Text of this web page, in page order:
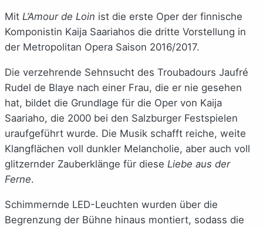
Mit L’Amour de Loin ist die erste Oper der finnische
Komponistin Kaija Saariahos die dritte Vorstellung in
der Metropolitan Opera Saison 2016/2017.
Die verzehrende Sehnsucht des Troubadours Jaufré
Rudel de Blaye nach einer Frau, die er nie gesehen
hat, bildet die Grundlage für die Oper von Kaija
Saariaho, die 2000 bei den Salzburger Festspielen
uraufgeführt wurde. Die Musik schafft reiche, weite
Klangflächen voll dunkler Melancholie, aber auch voll
glitzernder Zauberklänge für diese Liebe aus der
Ferne.
Schimmernde LED-Leuchten wurden über die
Begrenzung der Bühne hinaus montiert, sodass die